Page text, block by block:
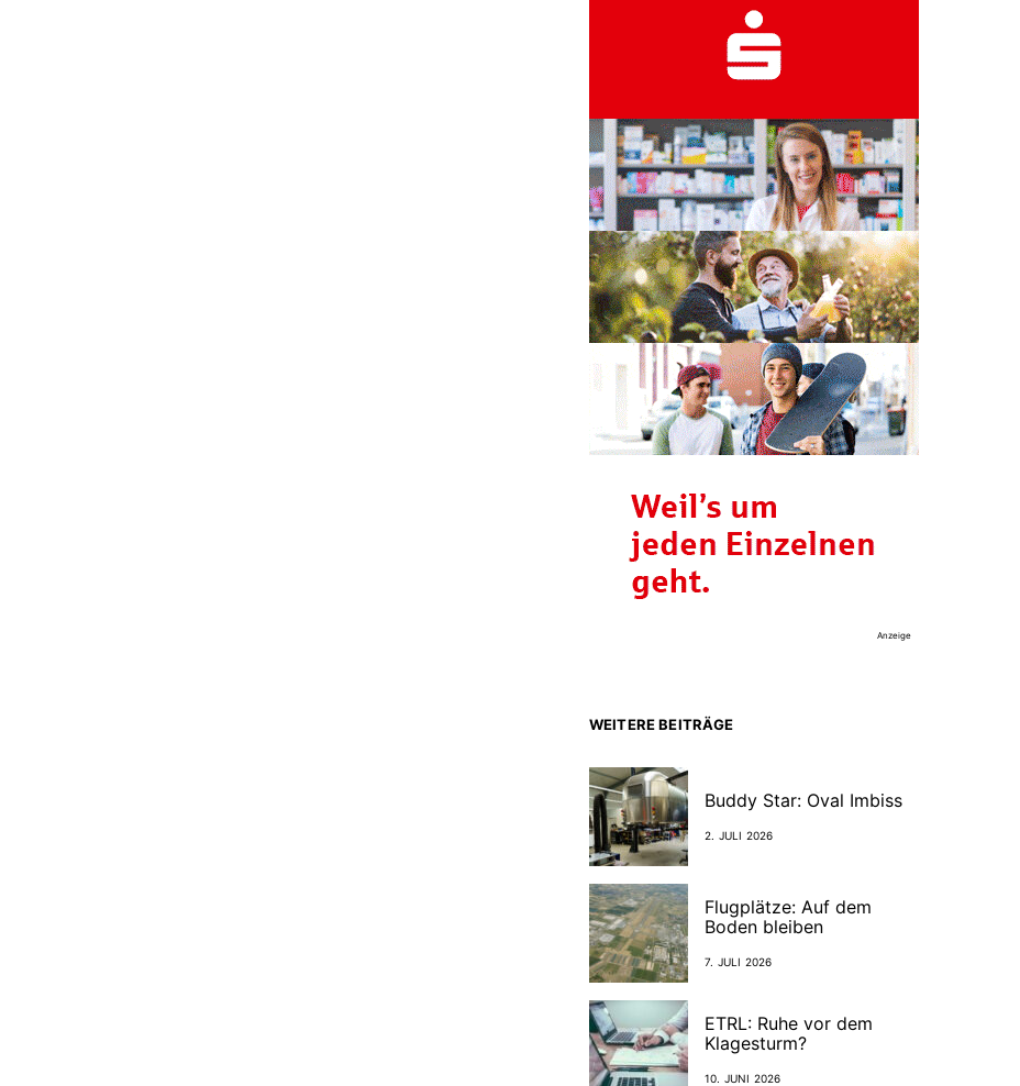
Anzeige
WEITERE BEITRÄGE
Buddy Star: Oval Imbiss
2. JULI 2026
Flugplätze: Auf dem
Boden bleiben
7. JULI 2026
ETRL: Ruhe vor dem
Klagesturm?
10. JUNI 2026